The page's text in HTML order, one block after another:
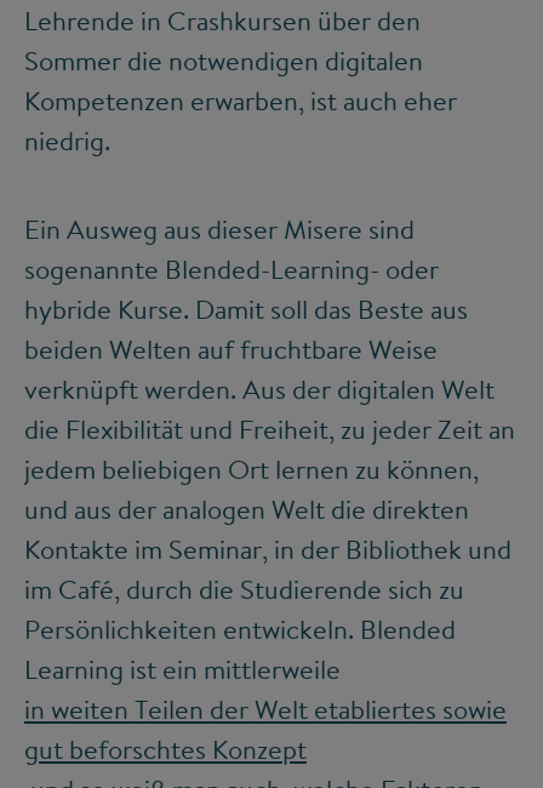
Lehrende in Crashkursen über den
Sommer die notwendigen digitalen
Kompetenzen erwarben, ist auch eher
niedrig.
Ein Ausweg aus dieser Misere sind
sogenannte Blended-Learning- oder
hybride Kurse. Damit soll das Beste aus
beiden Welten auf fruchtbare Weise
verknüpft werden. Aus der digitalen Welt
die Flexibilität und Freiheit, zu jeder Zeit an
jedem beliebigen Ort lernen zu können,
und aus der analogen Welt die direkten
Kontakte im Seminar, in der Bibliothek und
im Café, durch die Studierende sich zu
Persönlichkeiten entwickeln. Blended
Learning ist ein mittlerweile
in weiten Teilen der Welt etabliertes sowie
gut beforschtes Konzept